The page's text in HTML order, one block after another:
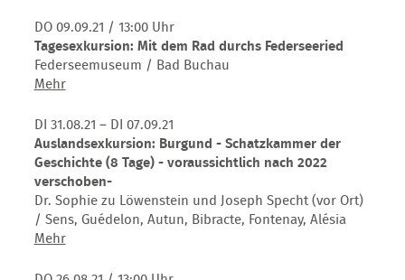
und
Jordanien
2021
(14
-
nach
2022
verschoben-
DO 09.09.21 / 13:00 Uhr
Tagesexkursion: Mit dem Rad durchs Federseeried
Federseemuseum / Bad Buchau
MehrTagesexkursion:
dem
Rad
durchs
Federseeried
DI 31.08.21 – DI 07.09.21
Auslandsexkursion: Burgund - Schatzkammer der
Geschichte (8 Tage) - voraussichtlich nach 2022
verschoben-
Dr. Sophie zu Löwenstein und Joseph Specht (vor Ort)
/ Sens, Guédelon, Autun, Bibracte, Fontenay, Alésia
MehrAuslandsexkursion:
-